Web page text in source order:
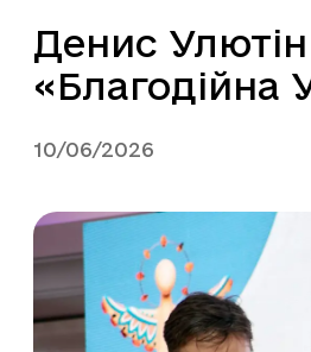
Денис
«Благодійна
10/06/2026